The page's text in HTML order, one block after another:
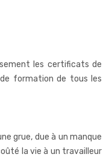
les certificats de
formation de tous les
grue, due à un manque
la vie à un travailleur